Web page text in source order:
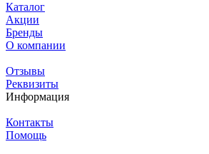
Каталог
Акции
Бренды
О компании
Отзывы
Реквизиты
Информация
Контакты
Помощь